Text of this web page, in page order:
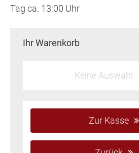
Tag ca. 13:00 Uhr
Ihr Warenkorb
Keine Auswahl
Zur Kasse